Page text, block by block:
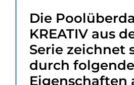
Die
KREATIV aus
Serie zeichnet
durch folgende
Eigenschaften